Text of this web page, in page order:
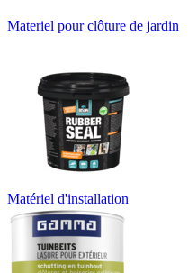
Materiel pour clôture de jardin
Matériel d'installation